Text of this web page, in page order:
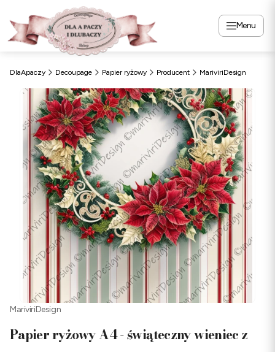
Menu
DlaApaczy Decoupage Papier ryżowy Producent MariviriDesign
MariviriDesign
Papier ryżowy A4 - świąteczny wieniec z